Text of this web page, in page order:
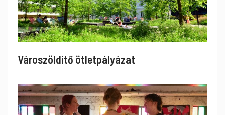
Városzöldítő ötletpályázat